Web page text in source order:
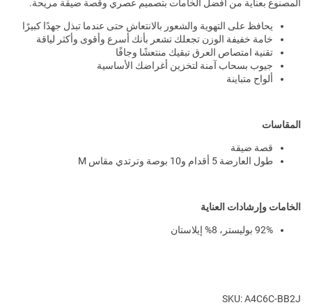
المصنوع بعناية من أفضل الخامات بتصميم عصري وقصة ضيقة مريحة.
يحافظ على التهوية والشعور بالانتعاش حتى عندما تبذل جهدًا كبيرًا
خامة خفيفة الوزن تجعلك تشعر بأنك أسرع وأقوى وأكثر لياقة
تقنية امتصاص العرق تبقيك منتعشًا وجافًا
جيوب بسحاب آمنة لتخزين أغراضك الأساسية
ألواح متباينة
المقاسات
قصة ضيقة
طول العارضة 5 أقدام و10 بوصة وترتدي مقاس M
الخامات وإرشادات العناية
92% بوليستر، 8% إيلاستان
SKU: A4C6C-BB2J